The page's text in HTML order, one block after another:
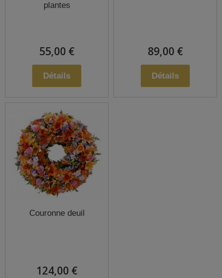
plantes
55,00 €
Détails
89,00 €
Détails
Couronne deuil
124,00 €